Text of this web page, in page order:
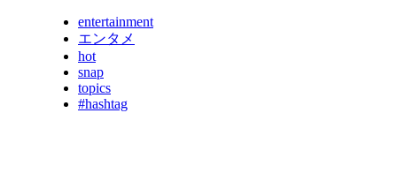
entertainment
エンタメ
hot
snap
topics
#hashtag